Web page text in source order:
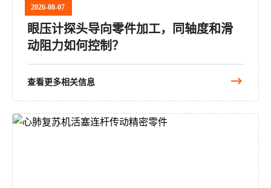
2026-08-07
眼压计探头导向零件加工，同轴度和滑
动阻力如何控制？
查看更多相关信息